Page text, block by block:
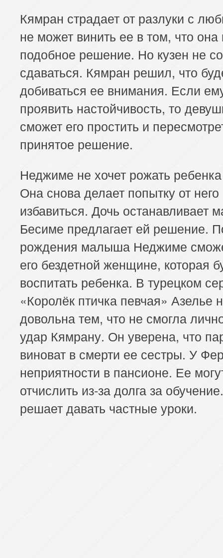
Кямран страдает от разлуки с
не может винить ее в том, что
подобное решение. Но кузен не
сдаваться. Кямран решил, что
добиваться ее внимания. Если
проявить настойчивость, то
сможет его простить и
принятое решение.
Неджиме не хочет рожать
Она снова делает попытку от него
избавиться. Дочь останавливает
Бесиме предлагает ей решение.
рождения малыша Неджиме
его бездетной женщине, которая
воспитать ребенка. В турецком
«Королёк птичка певчая» Азелье
довольна тем, что не смогла
удар Кямрану. Он уверена, что
виноват в смерти ее сестры. У
неприятности в пансионе. Ее
отчислить из-за долга за
решает давать частные уроки.